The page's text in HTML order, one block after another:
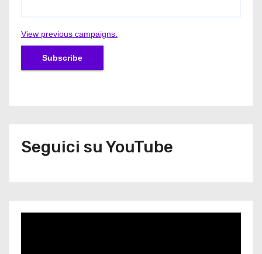
View previous campaigns.
Seguici su YouTube